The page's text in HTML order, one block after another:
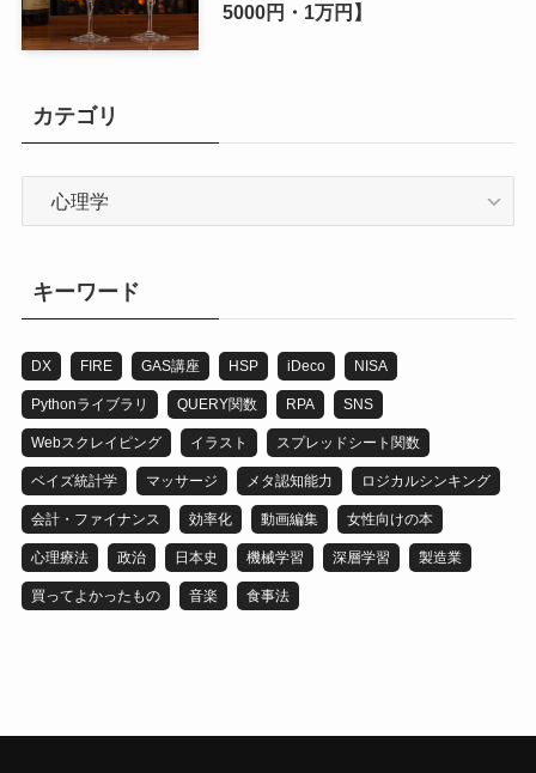
5000円・1万円】
カテゴリ
キーワード
DX FIRE GAS講座 HSP iDeco NISA
Pythonライブラリ QUERY関数 RPA SNS
Webスクレイピング イラスト スプレッドシート関数
ベイズ統計学 マッサージ メタ認知能力 ロジカルシンキング
会計・ファイナンス 効率化 動画編集 女性向けの本
心理療法 政治 日本史 機械学習 深層学習 製造業
買ってよかったもの 音楽 食事法